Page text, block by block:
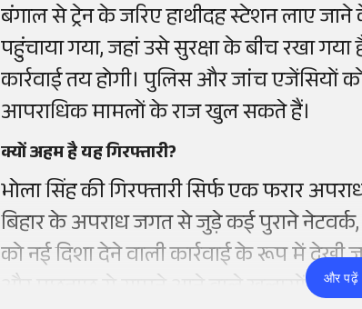
बंगाल से ट्रेन के जरिए हाथीदह स्टेशन लाए
पहुंचाया गया, जहां उसे सुरक्षा के बीच रखा
कार्रवाई तय होगी। पुलिस और जांच एजेंसियों
आपराधिक मामलों के राज खुल सकते हैं।
क्यों अहम है यह गिरफ्तारी?
भोला सिंह की गिरफ्तारी सिर्फ एक फरार
बिहार के अपराध जगत से जुड़े कई पुराने
को नई दिशा देने वाली कार्रवाई के रूप में देखी
और पूछताछ से सामने आने वाले खुलासों परऔर पढ़ें